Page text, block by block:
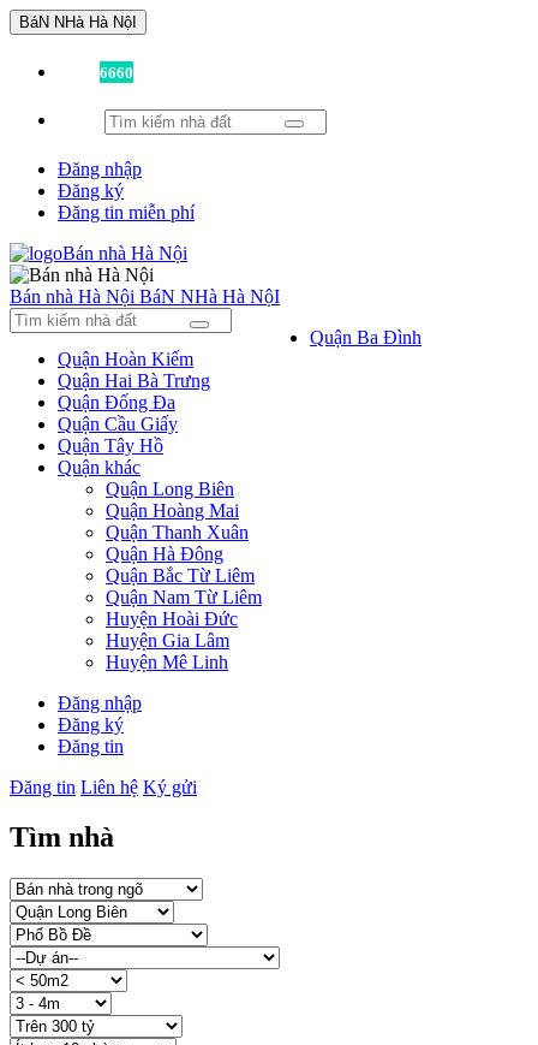
BáN NHà Hà NộI
6660
Đăng nhập
Đăng ký
Đăng tin miễn phí
Bán nhà Hà Nội BáN NHà Hà NộI
Quận Ba Đình
Quận Hoàn Kiếm
Quận Hai Bà Trưng
Quận Đống Đa
Quận Cầu Giấy
Quận Tây Hồ
Quận khác
Quận Long Biên
Quận Hoàng Mai
Quận Thanh Xuân
Quận Hà Đông
Quận Bắc Từ Liêm
Quận Nam Từ Liêm
Huyện Hoài Đức
Huyện Gia Lâm
Huyện Mê Linh
Đăng nhập
Đăng ký
Đăng tin
Đăng tin Liên hệ Ký gửi
Tìm nhà